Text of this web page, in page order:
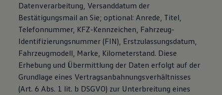
Datenverarbeitung, Versanddatum der
Bestätigungsmail an Sie; optional: Anrede, Titel,
Telefonnummer, KFZ-Kennzeichen, Fahrzeug-
Identifizierungsnummer (FIN), Erstzulassungsdatum,
Fahrzeugmodell, Marke, Kilometerstand. Diese
Erhebung und Übermittlung der Daten erfolgt auf der
Grundlage eines Vertragsanbahnungsverhältnisses
(Art. 6 Abs. 1 lit. b DSGVO) zur Unterbreitung eines